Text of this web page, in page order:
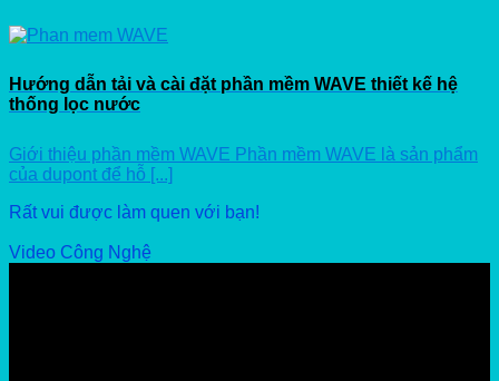
Hướng dẫn tải và cài đặt phần mềm WAVE thiết kế hệ
thống lọc nước
Giới thiệu phần mềm WAVE Phần mềm WAVE là sản phẩm
của dupont để hỗ [...]
Rất vui được làm quen với bạn!
Video Công Nghệ